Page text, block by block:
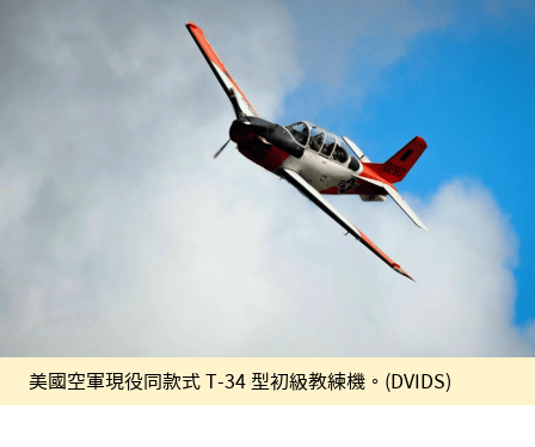
美國空軍現役同款式 T-34 型初級教練機。(DVIDS)